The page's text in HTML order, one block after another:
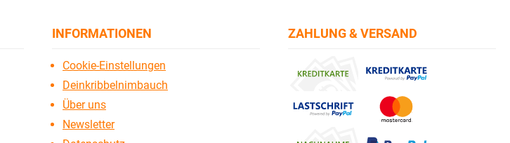
INFORMATIONEN
Cookie-Einstellungen
Deinkribbelnimbauch
Über uns
Newsletter
ZAHLUNG & VERSAND